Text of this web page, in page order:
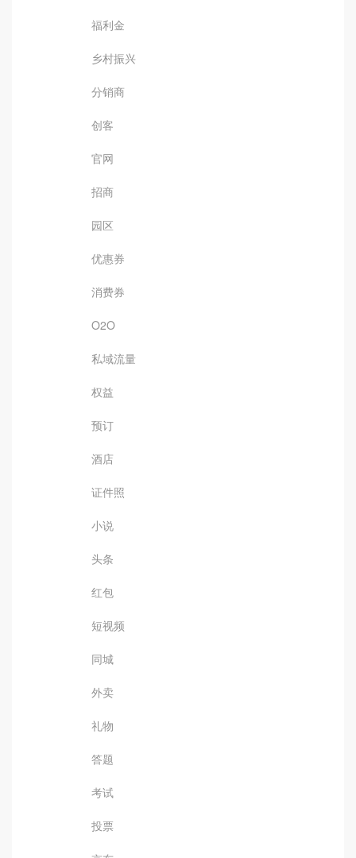
福利金
乡村振兴
分销商
创客
官网
招商
园区
优惠券
消费券
O2O
私域流量
权益
预订
酒店
证件照
小说
头条
红包
短视频
同城
外卖
礼物
答题
考试
投票